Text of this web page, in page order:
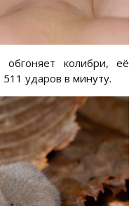
колибри, её
ударов в минуту.